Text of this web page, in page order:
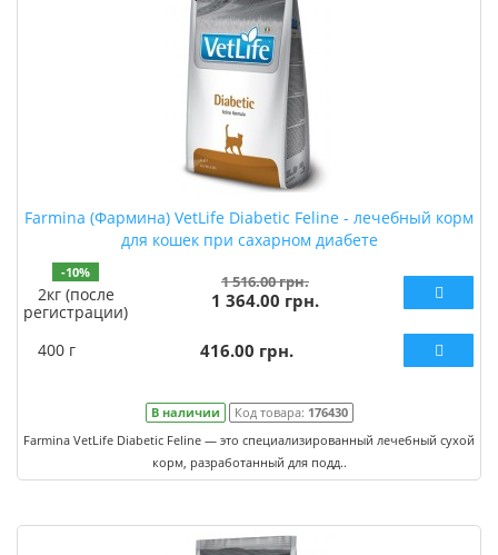
Farmina (Фармина) VetLife Diabetic Feline - лечебный корм
для кошек при сахарном диабете
-10%
2кг (после
регистрации)
1 516.00 грн.
1 364.00 грн.
400 г 416.00 грн.
В наличии Код товара: 176430
Farmina VetLife Diabetic Feline — это специализированный лечебный сухой
корм, разработанный для подд..